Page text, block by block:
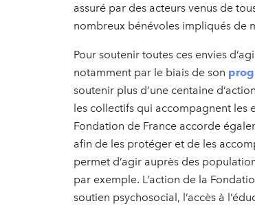
assuré par des acteurs venus de
nombreux bénévoles impliqués de
Pour soutenir toutes ces envies
notamment par le biais de son
soutenir plus d’une centaine
les collectifs qui accompagnent les
Fondation de France accorde
afin de les protéger et de les
permet d’agir auprès des
par exemple. L’action de la
soutien psychosocial, l’accès à